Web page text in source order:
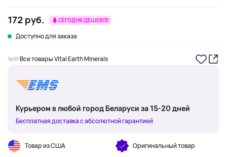
172 руб. СЕГОДНЯ ДЕШЕВЛЕ
Доступно для заказа
Все товары Vital Earth Minerals
Курьером в любой город Беларуси за 15-20 дней
Бесплатная доставка с абсолютной гарантией
Товар из США Оригинальный товар